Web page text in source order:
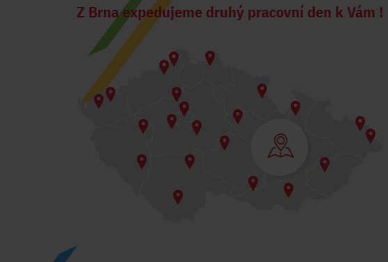
Z Brna expedujeme druhý pracovní den k Vám !